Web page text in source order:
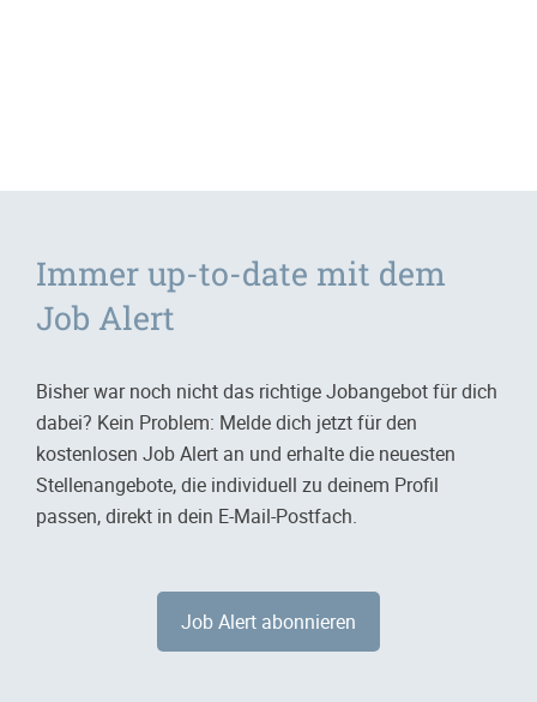
Immer up-to-date mit dem
Job Alert
Bisher war noch nicht das richtige Jobangebot für dich
dabei? Kein Problem: Melde dich jetzt für den
kostenlosen Job Alert an und erhalte die neuesten
Stellenangebote, die individuell zu deinem Profil
passen, direkt in dein E-Mail-Postfach.
Job Alert abonnieren